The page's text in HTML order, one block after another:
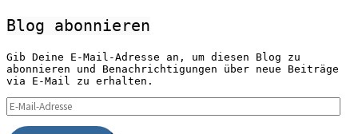
Blog abonnieren
Gib Deine E-Mail-Adresse an, um diesen Blog zu
abonnieren und Benachrichtigungen über neue Beiträge
via E-Mail zu erhalten.
E-
Mail-
Adresse